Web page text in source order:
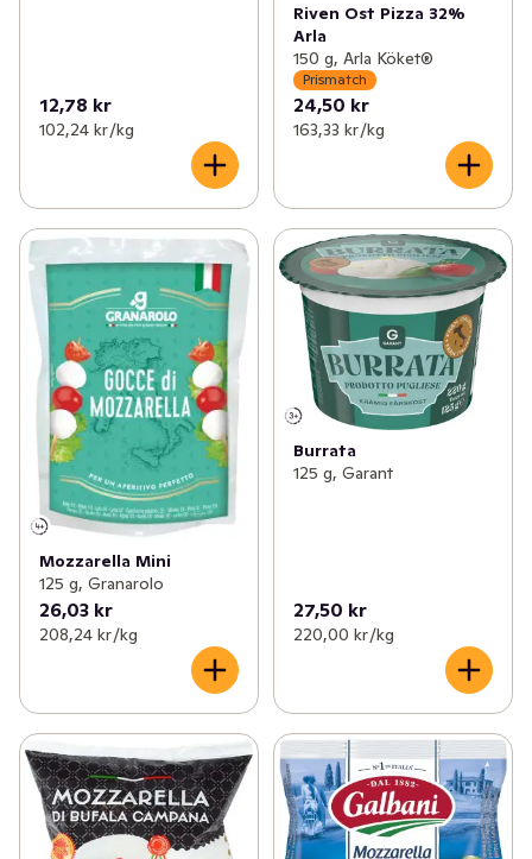
12,78 kr
102,24 kr /kg
Riven Ost Pizza 32%
Arla
150 g, Arla Köket®
Prismatch
24,50 kr
163,33 kr /kg
Mozzarella Mini
125 g, Granarolo
26,03 kr
208,24 kr /kg
Burrata
125 g, Garant
27,50 kr
220,00 kr /kg